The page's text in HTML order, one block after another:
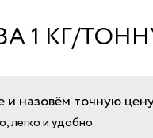
1 КГ/
назовём точную
легко и удобно